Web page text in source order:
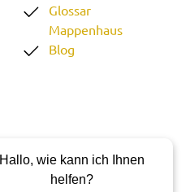
Glossar
Mappenhaus
Blog
Hallo, wie kann ich Ihnen
helfen?